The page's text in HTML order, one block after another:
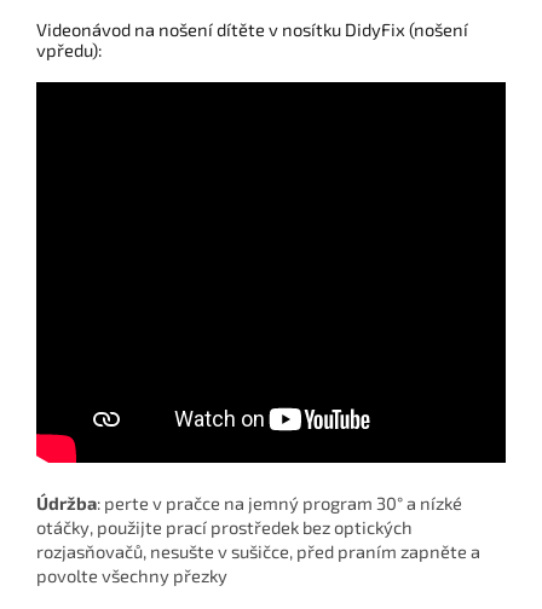
Videonávod na nošení dítěte v nosítku DidyFix (nošení
vpředu):
Údržba: perte v pračce na jemný program 30° a nízké
otáčky, použijte prací prostředek bez optických
rozjasňovačů, nesušte v sušičce, před praním zapněte a
povolte všechny přezky